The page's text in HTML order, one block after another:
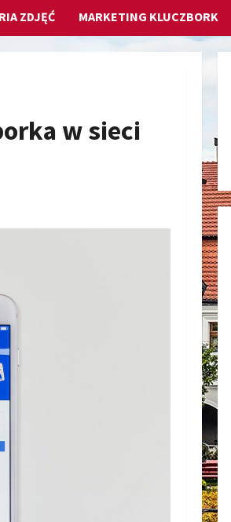
ZDJĘĆ MARKETING KLUCZBORK
w sieci